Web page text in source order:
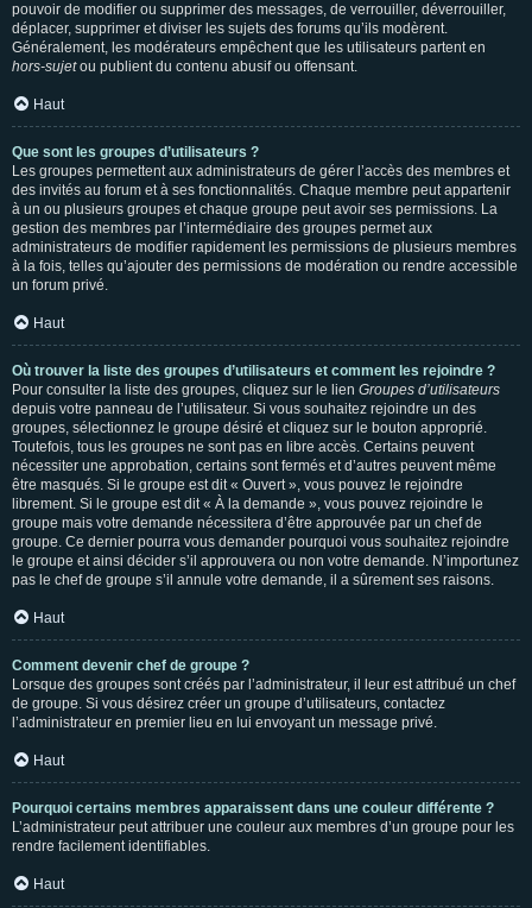
pouvoir de modifier ou supprimer des messages, de verrouiller, déverrouiller,
déplacer, supprimer et diviser les sujets des forums qu’ils modèrent.
Généralement, les modérateurs empêchent que les utilisateurs partent en
hors-sujetou publient du contenu abusif ou offensant.
Haut
Que sont les groupes d’utilisateurs ?
Les groupes permettent aux administrateurs de gérer l’accès des membres et
des invités au forum et à ses fonctionnalités. Chaque membre peut appartenir
à un ou plusieurs groupes et chaque groupe peut avoir ses permissions. La
gestion des membres par l’intermédiaire des groupes permet aux
administrateurs de modifier rapidement les permissions de plusieurs membres
à la fois, telles qu’ajouter des permissions de modération ou rendre accessible
un forum privé.
Haut
Où trouver la liste des groupes d’utilisateurs et comment les rejoindre ?
Pour consulter la liste des groupes, cliquez sur le lien Groupes d’utilisateurs
depuis votre panneau de l’utilisateur. Si vous souhaitez rejoindre un des
groupes, sélectionnez le groupe désiré et cliquez sur le bouton approprié.
Toutefois, tous les groupes ne sont pas en libre accès. Certains peuvent
nécessiter une approbation, certains sont fermés et d’autres peuvent même
être masqués. Si le groupe est dit « Ouvert », vous pouvez le rejoindre
librement. Si le groupe est dit « À la demande », vous pouvez rejoindre le
groupe mais votre demande nécessitera d’être approuvée par un chef de
groupe. Ce dernier pourra vous demander pourquoi vous souhaitez rejoindre
le groupe et ainsi décider s’il approuvera ou non votre demande. N’importunez
pas le chef de groupe s’il annule votre demande, il a sûrement ses raisons.
Haut
Comment devenir chef de groupe ?
Lorsque des groupes sont créés par l’administrateur, il leur est attribué un chef
de groupe. Si vous désirez créer un groupe d’utilisateurs, contactez
l’administrateur en premier lieu en lui envoyant un message privé.
Haut
Pourquoi certains membres apparaissent dans une couleur différente ?
L’administrateur peut attribuer une couleur aux membres d’un groupe pour les
rendre facilement identifiables.
Haut